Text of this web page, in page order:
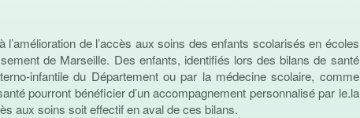
de l’accès aux soins des enfants scolarisés en écoles
de Marseille. Des enfants, identifiés lors des bilans de santé
infantile du Département ou par la médecine scolaire, comme
pourront bénéficier d’un accompagnement personnalisé par le.la
aux soins soit effectif en aval de ces bilans.